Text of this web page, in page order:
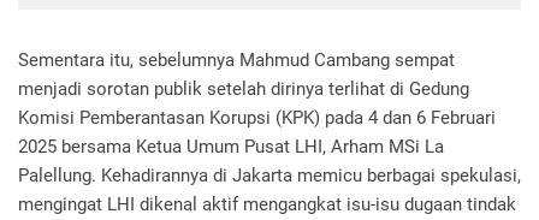
Sementara itu, sebelumnya Mahmud Cambang sempat
menjadi sorotan publik setelah dirinya terlihat di Gedung
Komisi Pemberantasan Korupsi (KPK) pada 4 dan 6 Februari
2025 bersama Ketua Umum Pusat LHI, Arham MSi La
Palellung. Kehadirannya di Jakarta memicu berbagai spekulasi,
mengingat LHI dikenal aktif mengangkat isu-isu dugaan tindak